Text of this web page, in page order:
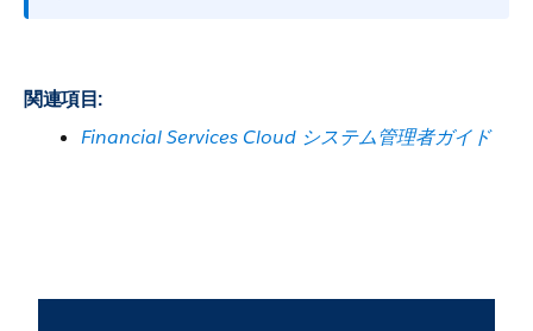
関連項目:
Financial Services Cloud システム管理者ガイド